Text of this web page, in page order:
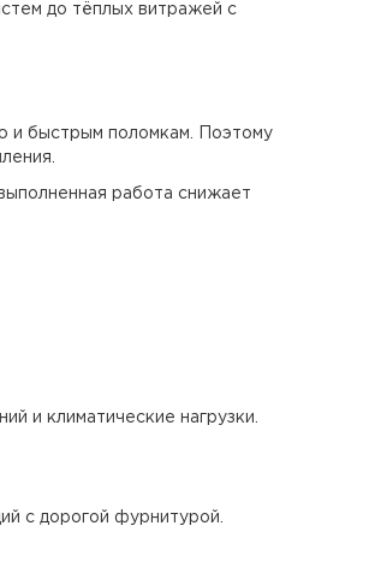
до тёплых витражей с
и быстрым поломкам. Поэтому
работа снижает
и климатические нагрузки.
с дорогой фурнитурой.